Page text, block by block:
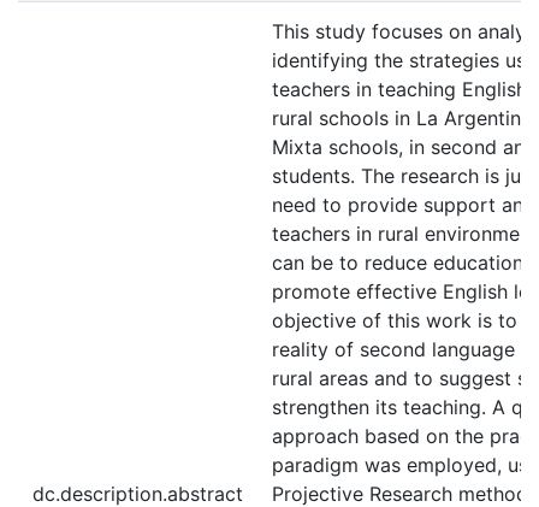
dc.description.abstract
This study focuses on
identifying the strategies
teachers in teaching English
rural schools in La Argentina
Mixta schools, in second
students. The research is
need to provide support
teachers in rural
can be to reduce
promote effective English
objective of this work is to
reality of second language
rural areas and to suggest
strengthen its teaching. A
approach based on the
paradigm was employed,
Projective Research method